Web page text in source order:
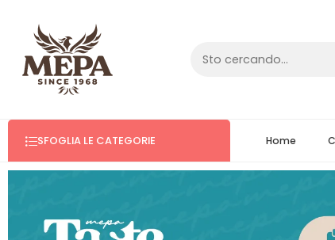
SFOGLIA LE CATEGORIE Home